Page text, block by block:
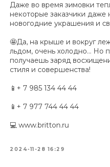
Даже во время зимовки
некоторые заказчики
новогодние украшения и
🤩Да, на крыше и вокруг
льдом, очень холодно... Но
получаешь заряд
стиля и совершенства!
📱+ 7 985 134 44 44
📱+ 7 977 744 44 44
💻 www.britton.ru
2024-11-28 16:29